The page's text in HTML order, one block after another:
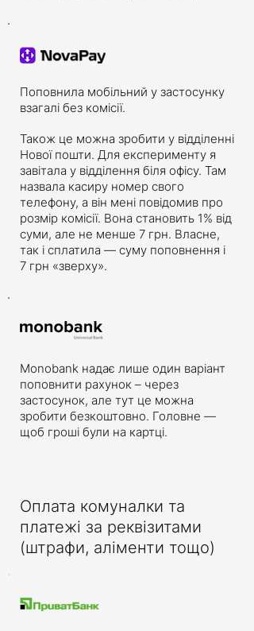
Поповнила мобільний у застосунку
взагалі без комісії.
Також це можна зробити у відділенні
Нової пошти. Для експерименту я
завітала у відділення біля офісу. Там
назвала касиру номер свого
телефону, а він мені повідомив про
розмір комісії. Вона становить 1% від
суми, але не менше 7 грн. Власне,
так і сплатила — суму поповнення і
7 грн «зверху».
Monobank надає лише один варіант
поповнити рахунок – через
застосунок, але тут це можна
зробити безкоштовно. Головне —
щоб гроші були на картці.
Оплата комуналки та
платежі за реквізитами
(штрафи, аліменти тощо)